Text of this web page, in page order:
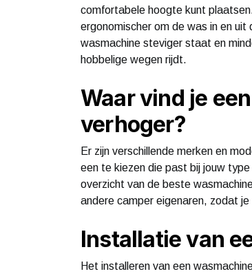
comfortabele hoogte kunt
ergonomischer om de was in en
wasmachine steviger staat en
hobbelige wegen rijdt.
Waar vind je
verhoger?
Er zijn verschillende merken en
een te kiezen die past bij jouw
overzicht van de beste
andere camper eigenaren, zodat
Installatie van
Het installeren van een